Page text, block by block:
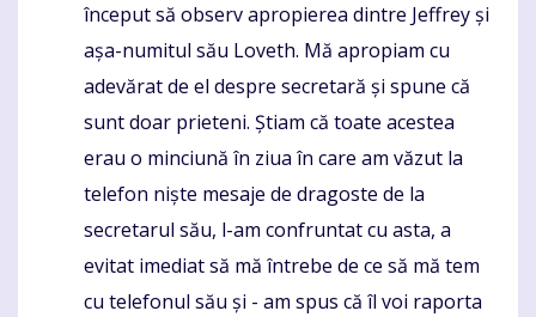
început să observ apropierea dintre Jeffrey și
așa-numitul său Loveth. Mă apropiam cu
adevărat de el despre secretară și spune că
sunt doar prieteni. Știam că toate acestea
erau o minciună în ziua în care am văzut la
telefon niște mesaje de dragoste de la
secretarul său, l-am confruntat cu asta, a
evitat imediat să mă întrebe de ce să mă tem
cu telefonul său și - am spus că îl voi raporta